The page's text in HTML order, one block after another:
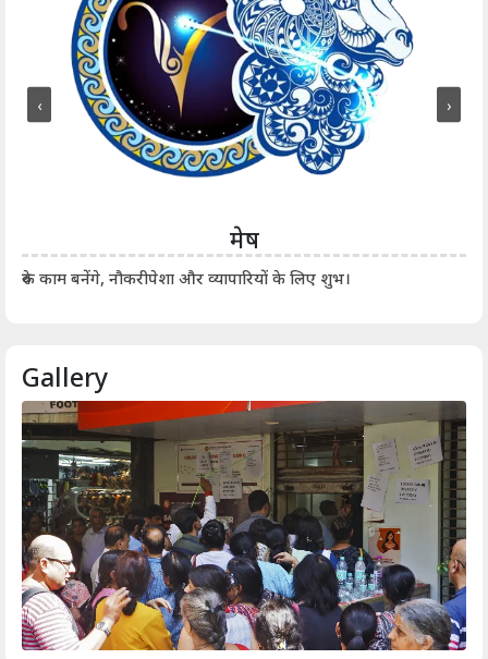
मेष
रुके काम बनेंगे, नौकरीपेशा और व्यापारियों के लिए शुभ।
‹ ›
Gallery